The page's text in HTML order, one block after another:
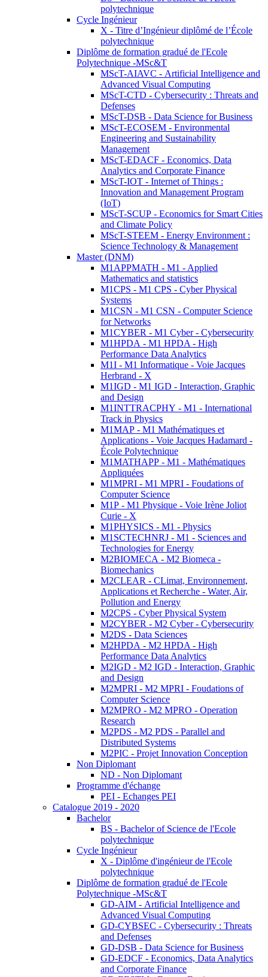
polytechnique
Cycle Ingénieur
X - Titre d’Ingénieur diplômé de l’École
polytechnique
Diplôme de formation gradué de l'Ecole
Polytechnique -MSc&T
MScT-AIAVC - Artificial Intelligence and
Advanced Visual Computing
MScT-CTD - Cybersecurity : Threats and
Defenses
MScT-DSB - Data Science for Business
MScT-ECOSEM - Environmental
Engineering and Sustainability
Management
MScT-EDACF - Economics, Data
Analytics and Corporate Finance
MScT-IOT - Internet of Things :
Innovation and Management Program
(IoT)
MScT-SCUP - Economics for Smart Cities
and Climate Policy
MScT-STEEM - Energy Environment :
Science Technology & Management
Master (DNM)
M1APPMATH - M1 - Applied
Mathematics and statistics
M1CPS - M1 CPS - Cyber Physical
Systems
M1CSN - M1 CSN - Computer Science
for Networks
M1CYBER - M1 Cyber - Cybersecurity
M1HPDA - M1 HPDA - High
Performance Data Analytics
M1I - M1 Informatique - Voie Jacques
Herbrand - X
M1IGD - M1 IGD - Interaction, Graphic
and Design
M1INTTRACPHY - M1 - International
Track in Physics
M1MAP - M1 Mathématiques et
Applications - Voie Jacques Hadamard -
École Polytechnique
M1MATHAPP - M1 - Mathématiques
Appliquées
M1MPRI - M1 MPRI - Foudations of
Computer Science
M1P - M1 Physique - Voie Irène Joliot
Curie - X
M1PHYSICS - M1 - Physics
M1SCTECHNRJ - M1 - Sciences and
Technologies for Energy
M2BIOMECA - M2 Biomeca -
Biomechanics
M2CLEAR - CLimat, Environnement,
Applications et Recherche - Water, Air,
Pollution and Energy
M2CPS - Cyber Physical System
M2CYBER - M2 Cyber - Cybersecurity
M2DS - Data Sciences
M2HPDA - M2 HPDA - High
Performance Data Analytics
M2IGD - M2 IGD - Interaction, Graphic
and Design
M2MPRI - M2 MPRI - Foudations of
Computer Science
M2MPRO - M2 MPRO - Operation
Research
M2PDS - M2 PDS - Parallel and
Distributed Systems
M2PIC - Projet Innovation Conception
Non Diplomant
ND - Non Diplomant
Programme d'échange
PEI - Echanges PEI
Catalogue 2019 - 2020
Bachelor
BS - Bachelor of Science de l'Ecole
polytechnique
Cycle Ingénieur
X - Diplôme d'ingénieur de l'Ecole
polytechnique
Diplôme de formation gradué de l'Ecole
Polytechnique -MSc&T
GD-AIM - Artificial Intelligence and
Advanced Visual Computing
GD-CYBSEC - Cybersecurity : Threats
and Defenses
GD-DSB - Data Science for Business
GD-EDCF - Economics, Data Analytics
and Corporate Finance